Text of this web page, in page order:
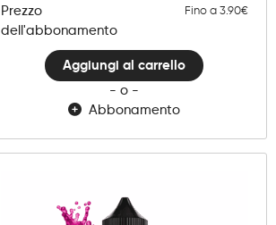
Prezzo
dell'abbonamento
Fino a 3.90€
Aggiungi al carrello
- o -
Abbonamento